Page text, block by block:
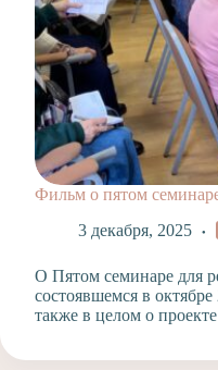
Фильм о пятом
3 декабря, 2025
О Пятом семинаре для
состоявшемся в
также в целом о